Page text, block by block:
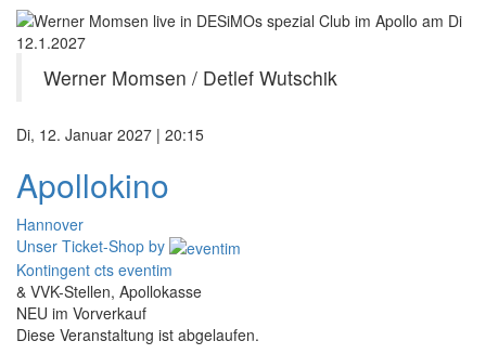
Werner Momsen / Detlef Wutschik
Di, 12. Januar 2027 | 20:15
Apollokino
Hannover
Unser Ticket-Shop by
Kontingent cts eventim
& VVK-Stellen, Apollokasse
NEU im Vorverkauf
Diese Veranstaltung ist abgelaufen.